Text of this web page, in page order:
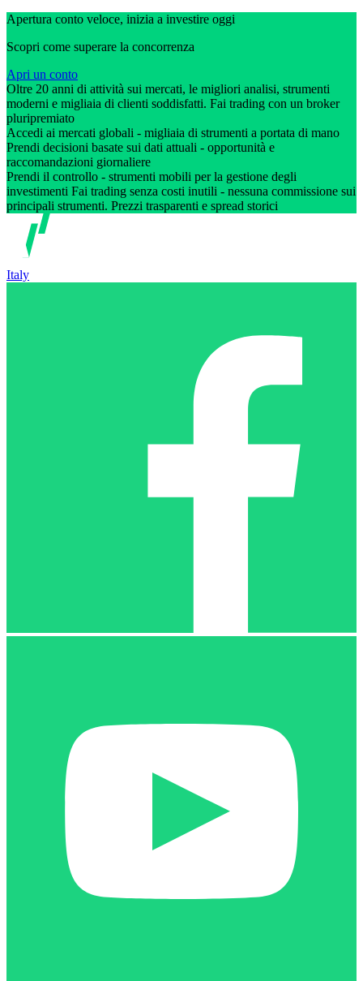
Apertura conto veloce, inizia a investire oggi
Scopri come superare la concorrenza
Apri un conto
Oltre 20 anni di attività sui mercati, le migliori analisi, strumenti
moderni e migliaia di clienti soddisfatti. Fai trading con un broker
pluripremiato
Accedi ai mercati globali - migliaia di strumenti a portata di mano
Prendi decisioni basate sui dati attuali - opportunità e
raccomandazioni giornaliere
Prendi il controllo - strumenti mobili per la gestione degli
investimenti Fai trading senza costi inutili - nessuna commissione sui
principali strumenti. Prezzi trasparenti e spread storici
Italy